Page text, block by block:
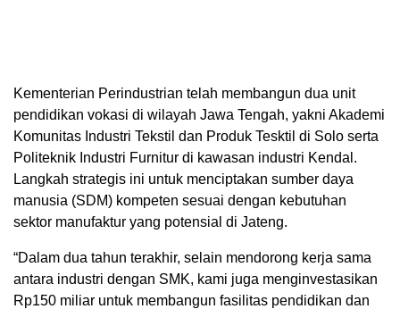
Kementerian Perindustrian telah membangun dua unit
pendidikan vokasi di wilayah Jawa Tengah, yakni Akademi
Komunitas Industri Tekstil dan Produk Tesktil di Solo serta
Politeknik Industri Furnitur di kawasan industri Kendal.
Langkah strategis ini untuk menciptakan sumber daya
manusia (SDM) kompeten sesuai dengan kebutuhan
sektor manufaktur yang potensial di Jateng.
“Dalam dua tahun terakhir, selain mendorong kerja sama
antara industri dengan SMK, kami juga menginvestasikan
Rp150 miliar untuk membangun fasilitas pendidikan dan